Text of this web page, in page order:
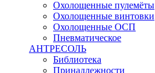
Охолощенные пулемёты
Охолощенные винтовки
Охолощенные ОСП
Пневматическое
АНТРЕСОЛЬ
Библиотека
Принадлежности